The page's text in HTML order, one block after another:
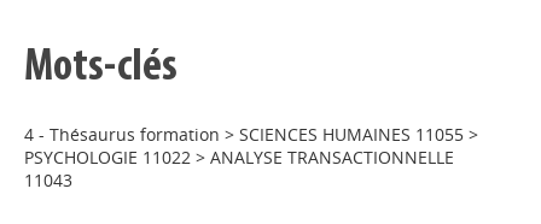
Mots-clés
4 - Thésaurus formation > SCIENCES HUMAINES 11055 >
PSYCHOLOGIE 11022 > ANALYSE TRANSACTIONNELLE
11043